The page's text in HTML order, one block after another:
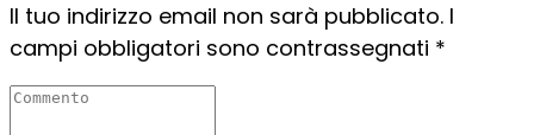
Il tuo indirizzo email non sarà pubblicato. I
campi obbligatori sono contrassegnati *